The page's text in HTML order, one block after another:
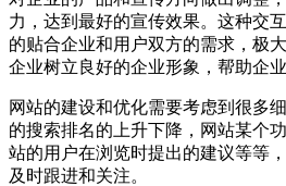
力，达到最好的宣传效果。这种交
的贴合企业和用户双方的需求，极
企业树立良好的企业形象，帮助企
网站的建设和优化需要考虑到很多
的搜索排名的上升下降，网站某个
站的用户在浏览时提出的建议等等
及时跟进和关注。